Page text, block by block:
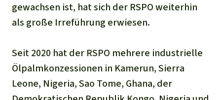
gewachsen ist, hat sich der RSPO weiterhin
als große Irreführung erwiesen.
Seit 2020 hat der RSPO mehrere industrielle
Ölpalmkonzessionen in Kamerun, Sierra
Leone, Nigeria, Sao Tome, Ghana, der